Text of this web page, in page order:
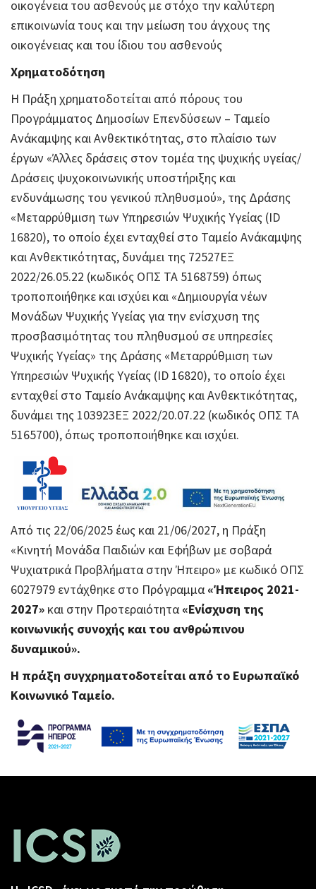
οικογένεια του ασθενούς με στόχο την καλύτερη
επικοινωνία τους και την μείωση του άγχους της
οικογένειας και του ίδιου του ασθενούς
Χρηματοδότηση
Η Πράξη χρηματοδοτείται από πόρους του
Προγράμματος Δημοσίων Επενδύσεων – Ταμείο
Ανάκαμψης και Ανθεκτικότητας, στο πλαίσιο των
έργων «Άλλες δράσεις στον τομέα της ψυχικής υγείας/
Δράσεις ψυχοκοινωνικής υποστήριξης και
ενδυνάμωσης του γενικού πληθυσμού», της Δράσης
«Μεταρρύθμιση των Υπηρεσιών Ψυχικής Υγείας (ID
16820), το οποίο έχει ενταχθεί στο Ταμείο Ανάκαμψης
και Ανθεκτικότητας, δυνάμει της 72527ΕΞ
2022/26.05.22 (κωδικός ΟΠΣ ΤΑ 5168759) όπως
τροποποιήθηκε και ισχύει και «Δημιουργία νέων
Μονάδων Ψυχικής Υγείας για την ενίσχυση της
προσβασιμότητας του πληθυσμού σε υπηρεσίες
Ψυχικής Υγείας» της Δράσης «Μεταρρύθμιση των
Υπηρεσιών Ψυχικής Υγείας (ID 16820), το οποίο έχει
ενταχθεί στο Ταμείο Ανάκαμψης και Ανθεκτικότητας,
δυνάμει της 103923ΕΞ 2022/20.07.22 (κωδικός ΟΠΣ ΤΑ
5165700), όπως τροποποιήθηκε και ισχύει.
Από τις 22/06/2025 έως και 21/06/2027, η Πράξη
«Κινητή Μονάδα Παιδιών και Εφήβων με σοβαρά
Ψυχιατρικά Προβλήματα στην Ήπειρο» με κωδικό ΟΠΣ
6027979 εντάχθηκε στο Πρόγραμμα«Ήπειρος 2021-
2027» και στην Προτεραιότητα«Ενίσχυση της
κοινωνικής συνοχής και του ανθρώπινου
δυναμικού».
Η πράξη συγχρηματοδοτείται από το Ευρωπαϊκό
Κοινωνικό Ταμείο.